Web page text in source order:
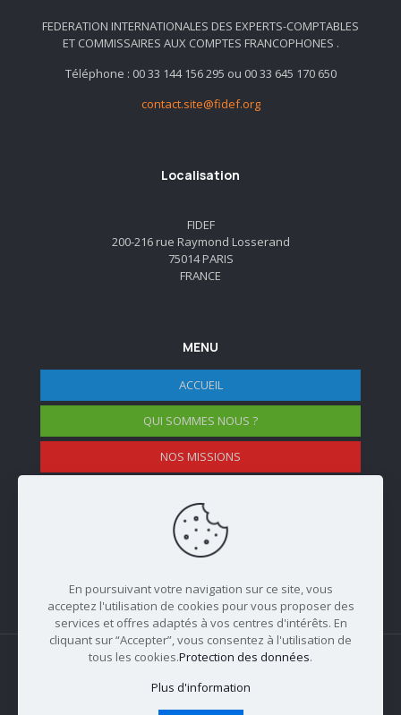
FEDERATION INTERNATIONALES DES EXPERTS-COMPTABLES
ET COMMISSAIRES AUX COMPTES FRANCOPHONES .
Téléphone : 00 33 144 156 295 ou 00 33 645 170 650
contact.site@fidef.org
Localisation
FIDEF
200-216 rue Raymond Losserand
75014 PARIS
FRANCE
MENU
ACCUEIL
QUI SOMMES NOUS ?
NOS MISSIONS
NOS MEMBRES
Copyright: Fédération Internationale des Experts
En poursuivant votre navigation sur ce site, vous
acceptez l'utilisation de cookies pour vous proposer des
services et offres adaptés à vos centres d'intérêts. En
cliquant sur “Accepter”, vous consentez à l'utilisation de
tous les cookies.Protection des données.
Plus d'information